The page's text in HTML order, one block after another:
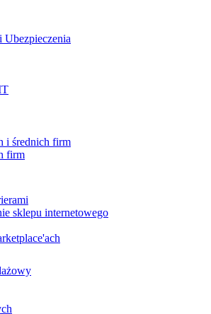
Ubezpieczenia
i średnich firm
firm
sklepu internetowego